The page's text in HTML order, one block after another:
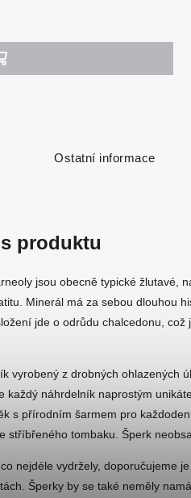
Ostatní informace
produktu
jsou obecně typické žlutavé,
Minerál má za sebou dlouhou
jde o odrůdu chalcedonu,
vyrobený z drobných ohlazených
každý náhrdelník naprostým
s přírodním šarmem pro
stříbřeného tombaku. Šperk
nejdéle vydržely, doporučujeme
Šperky by se také neměly